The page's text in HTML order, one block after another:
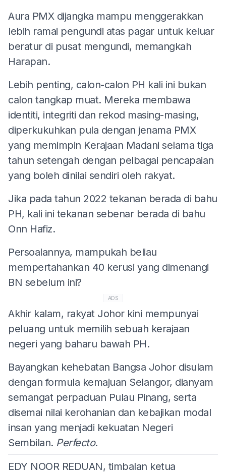
Aura PMX dijangka mampu menggerakkan
lebih ramai pengundi atas pagar untuk keluar
beratur di pusat mengundi, memangkah
Harapan.
Lebih penting, calon-calon PH kali ini bukan
calon tangkap muat. Mereka membawa
identiti, integriti dan rekod masing-masing,
diperkukuhkan pula dengan jenama PMX
yang memimpin Kerajaan Madani selama tiga
tahun setengah dengan pelbagai pencapaian
yang boleh dinilai sendiri oleh rakyat.
Jika pada tahun 2022 tekanan berada di bahu
PH, kali ini tekanan sebenar berada di bahu
Onn Hafiz.
Persoalannya, mampukah beliau
mempertahankan 40 kerusi yang dimenangi
BN sebelum ini?
ADS
Akhir kalam, rakyat Johor kini mempunyai
peluang untuk memilih sebuah kerajaan
negeri yang baharu bawah PH.
Bayangkan kehebatan Bangsa Johor disulam
dengan formula kemajuan Selangor, dianyam
semangat perpaduan Pulau Pinang, serta
disemai nilai kerohanian dan kebajikan modal
insan yang menjadi kekuatan Negeri
Sembilan. Perfecto.
EDY NOOR REDUAN, timbalan ketua